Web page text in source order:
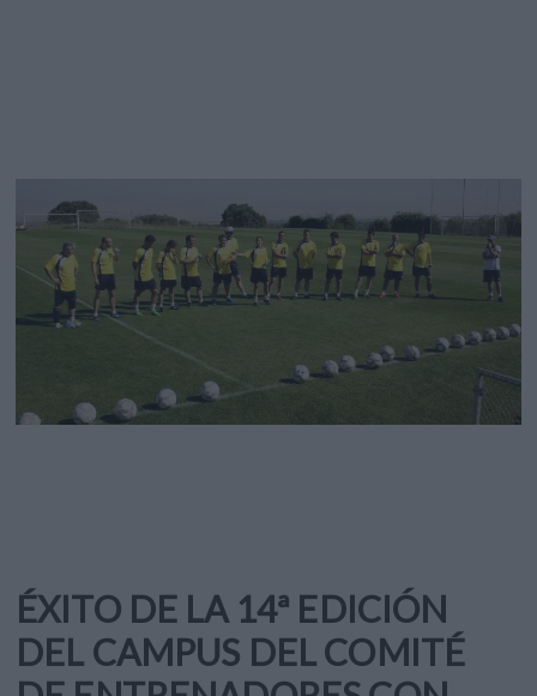
ÉXITO DE LA 14ª EDICIÓN
DEL CAMPUS DEL COMITÉ